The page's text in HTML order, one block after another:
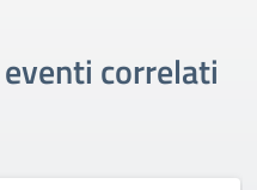
correlati